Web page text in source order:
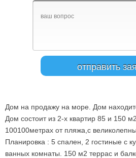
Дом на продажу на море. Дом
Дом состоит из 2-х квартир 85 и 150
100100метрах от пляжа,с
Планировка : 5 спален, 2 гостиные с
ванных комнаты. 150 м2 террас и